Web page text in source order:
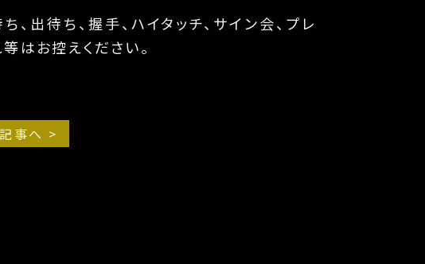
出待ち、握手、ハイタッチ、サイン会、プレ
はお控えください。
事へ >